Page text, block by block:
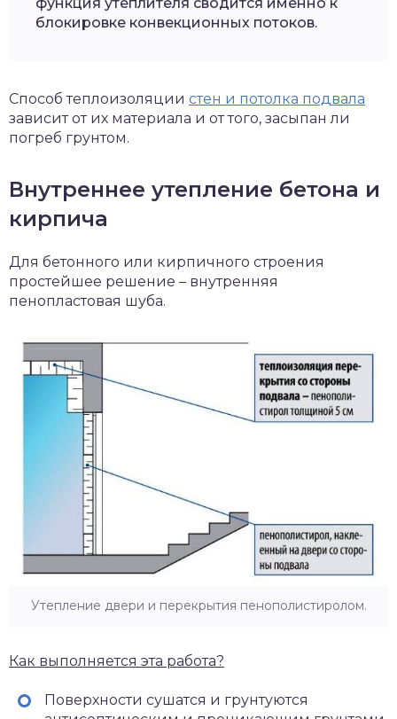
блокировке конвекционных потоков.
Способ теплоизоляции стен и потолка подвала
зависит от их материала и от того, засыпан ли
погреб грунтом.
Внутреннее утепление бетона и
кирпича
Для бетонного или кирпичного строения
простейшее решение – внутренняя
пенопластовая шуба.
Утепление двери и перекрытия пенополистиролом.
Как выполняется эта работа?
Поверхности сушатся и грунтуются